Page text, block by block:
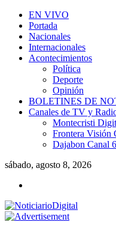
EN VIVO
Portada
Nacionales
Internacionales
Acontecimientos
Política
Deporte
Opinión
BOLETINES DE
Canales de TV y
Montecristi
Frontera Visión
Dajabon Canal 6
sábado, agosto 8, 2026